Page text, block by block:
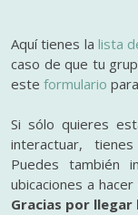
Aquí tienes lalista
caso de que tu
este formulario
Si sólo quieres
interactuar,
Puedes también
ubicaciones a
Gracias por llegar